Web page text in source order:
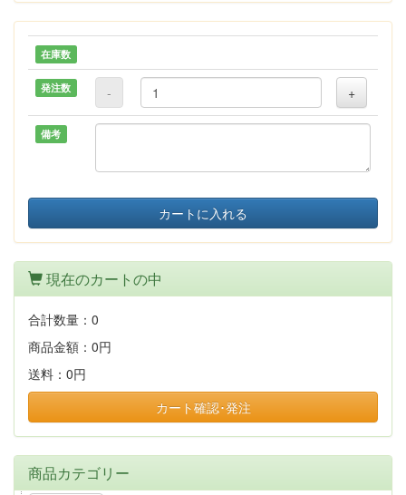
在庫数
発注数 - +
備考
カートに入れる
現在のカートの中
合計数量： 0
商品金額： 0円
送料： 0円
カート確認･発注
商品カテゴリー